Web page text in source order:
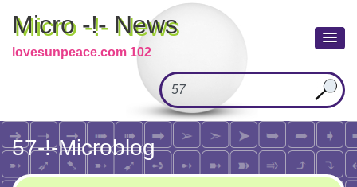
Micro -!- News
lovesunpeace.com 102
57-!-Microblog